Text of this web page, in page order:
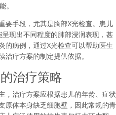
。
要手段，尤其是胸部X光检查。患儿
现出不同程度的肺部浸润表现，甚
的病例，通过X光检查可以帮助医生
疗方案的制定提供依据。
治疗策略
，治疗方案应根据患儿的年龄、症状
原体本身缺乏细胞壁，因此常规的青